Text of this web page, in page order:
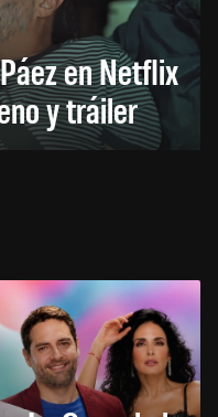
en Netflix
y tráiler